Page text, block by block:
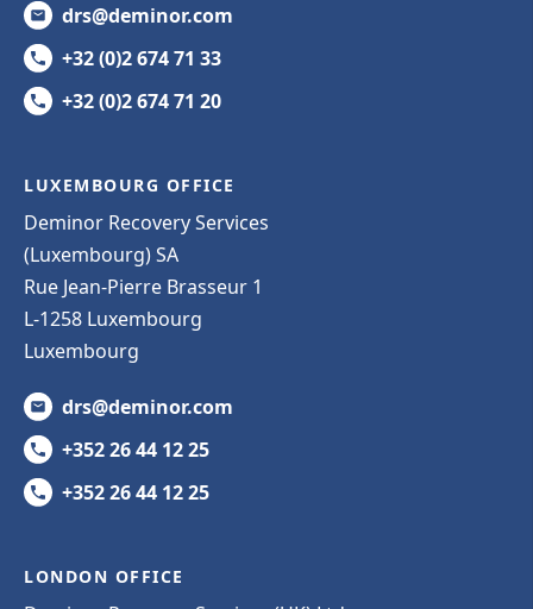
drs@deminor.com
+32 (0)2 674 71 33
+32 (0)2 674 71 20
LUXEMBOURG OFFICE
Deminor Recovery Services
(Luxembourg) SA
Rue Jean-Pierre Brasseur 1
L-1258 Luxembourg
Luxembourg
drs@deminor.com
+352 26 44 12 25
+352 26 44 12 25
LONDON OFFICE